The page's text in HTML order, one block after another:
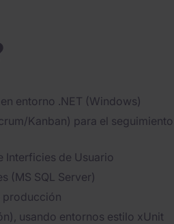
entorno .NET (Windows)
Kanban) para el seguimiento
Interficies de Usuario
(MS SQL Server)
producción
usando entornos estilo xUnit